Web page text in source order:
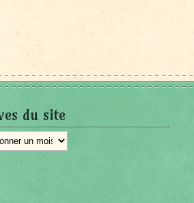
du site